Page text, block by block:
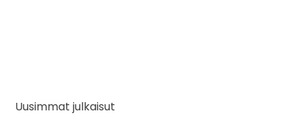
Uusimmat julkaisut